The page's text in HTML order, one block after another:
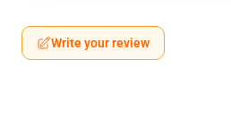
Write your review